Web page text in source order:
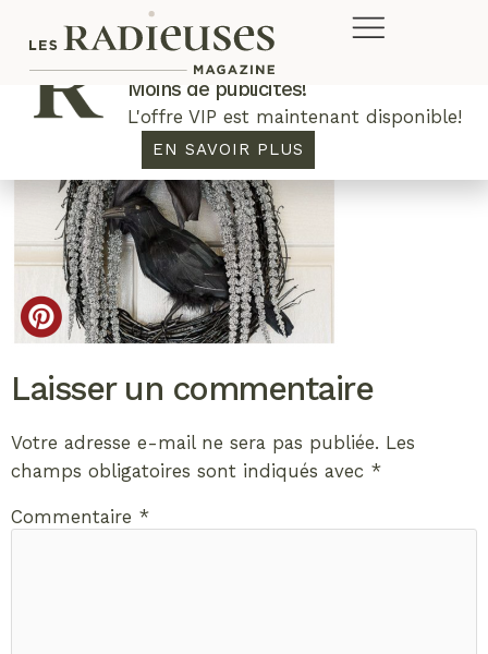
Laisser un commentaire
Votre adresse e-mail ne sera pas publiée. Les
champs obligatoires sont indiqués avec *
Commentaire *
Plus de concours. Plus de rabais.
Moins de publicités!
L'offre VIP est maintenant disponible!
EN SAVOIR PLUS